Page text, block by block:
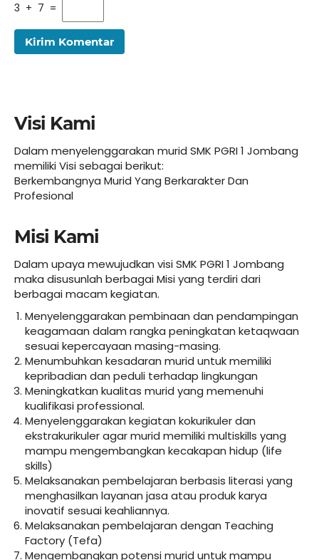
3 + 7 =
Visi Kami
Dalam menyelenggarakan murid SMK PGRI 1 Jombang
memiliki Visi sebagai berikut:
Berkembangnya Murid Yang Berkarakter Dan
Profesional
Misi Kami
Dalam upaya mewujudkan visi SMK PGRI 1 Jombang
maka disusunlah berbagai Misi yang terdiri dari
berbagai macam kegiatan.
Menyelenggarakan pembinaan dan pendampingan
keagamaan dalam rangka peningkatan ketaqwaan
sesuai kepercayaan masing-masing.
Menumbuhkan kesadaran murid untuk memiliki
kepribadian dan peduli terhadap lingkungan
Meningkatkan kualitas murid yang memenuhi
kualifikasi professional.
Menyelenggarakan kegiatan kokurikuler dan
ekstrakurikuler agar murid memiliki multiskills yang
mampu mengembangkan kecakapan hidup (life
skills)
Melaksanakan pembelajaran berbasis literasi yang
menghasilkan layanan jasa atau produk karya
inovatif sesuai keahliannya.
Melaksanakan pembelajaran dengan Teaching
Factory (Tefa)
Mengembangkan potensi murid untuk mampu